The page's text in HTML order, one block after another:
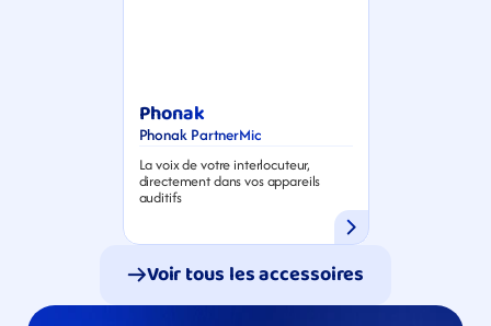
Phonak
Phonak PartnerMic
La voix de votre interlocuteur,
directement dans vos appareils
auditifs
Voir tous les accessoires